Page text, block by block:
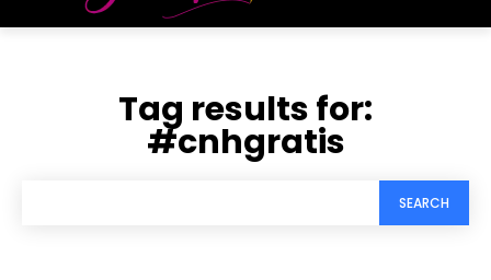
Tag results for:
#cnhgratis
SEARCH